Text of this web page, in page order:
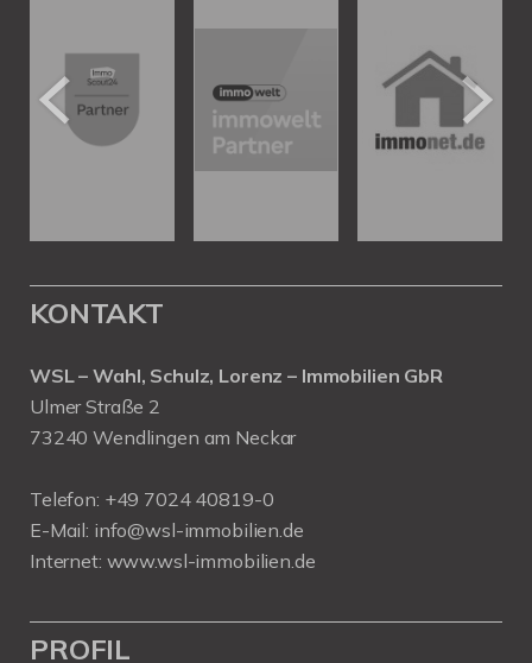
KONTAKT
WSL – Wahl, Schulz, Lorenz – Immobilien GbR
Ulmer Straße 2
73240 Wendlingen am Neckar
Telefon: +49 7024 40819-0
E-Mail: info@wsl-immobilien.de
Internet: www.wsl-immobilien.de
PROFIL